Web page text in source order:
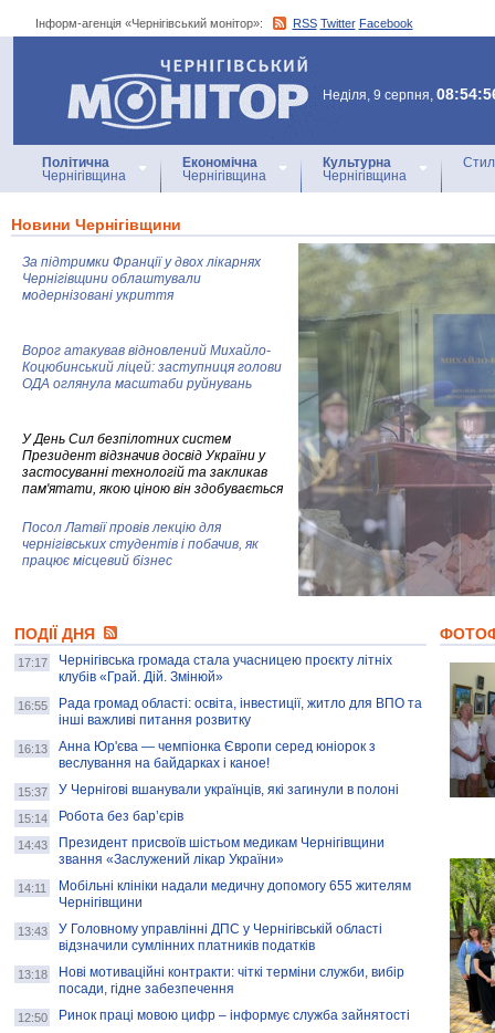
Інформ-агенція «Чернігівський монітор»: RSS Twitter Facebook
Інформ-агенція
«Чернігівський монітор»
Неділя, 9 серпня,
Політична
Чернігівщина
Економічна
Чернігівщина
Культурна
Чернігівщина
Новини Чернігівщини
За підтримки Франції у двох лікарнях
Чернігівщини облаштували
модернізовані укриття
Ворог атакував відновлений Михайло-
Коцюбинський ліцей: заступниця голови
ОДА оглянула масштаби руйнувань
У День Сил безпілотних систем
Президент відзначив досвід України у
застосуванні технологій та закликав
пам'ятати, якою ціною він здобувається
Посол Латвії провів лекцію для
чернігівських студентів і побачив, як
працює місцевий бізнес
колекцію про війну, емоції та тварин
AB InBev Efes Україна підтримала
навчальний проєкт "Молодіжна бізнес-
школа", спрямований на розвиток
підприємництва у Чернігівській області
Золота тварина: видання Forbes
написало про чернігівця Патрона: хто і
скільки на ньому заробляє? І куди
витрачають?
ПОДІЇ ДНЯ
17:17
Чернігівська громада стала учасницею проєкту літніх
клубів «Грай. Дій. Змінюй»
16:55
Рада громад області: освіта, інвестиції, житло для ВПО та
інші важливі питання розвитку
16:13
Анна Юр'єва — чемпіонка Європи серед юніорок з
веслування на байдарках і каное!
15:37 У Чернігові вшанували українців, які загинули в полоні
15:14 Робота без бар’єрів
14:43
Президент присвоїв шістьом медикам Чернігівщини
звання «Заслужений лікар України»
14:11
Мобільні клініки надали медичну допомогу 655 жителям
Чернігівщини
13:43
У Головному управлінні ДПС у Чернігівській області
відзначили сумлінних платників податків
13:18
Нові мотиваційні контракти: чіткі терміни служби, вибір
посади, гідне забезпечення
12:50 Ринок праці мовою цифр – інформує служба зайнятості